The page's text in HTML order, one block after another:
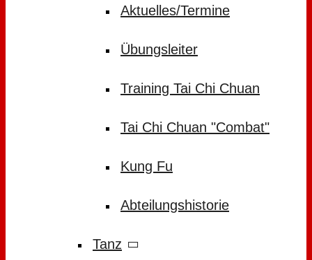
Aktuelles/Termine
Übungsleiter
Training Tai Chi Chuan
Tai Chi Chuan "Combat"
Kung Fu
Abteilungshistorie
Tanz